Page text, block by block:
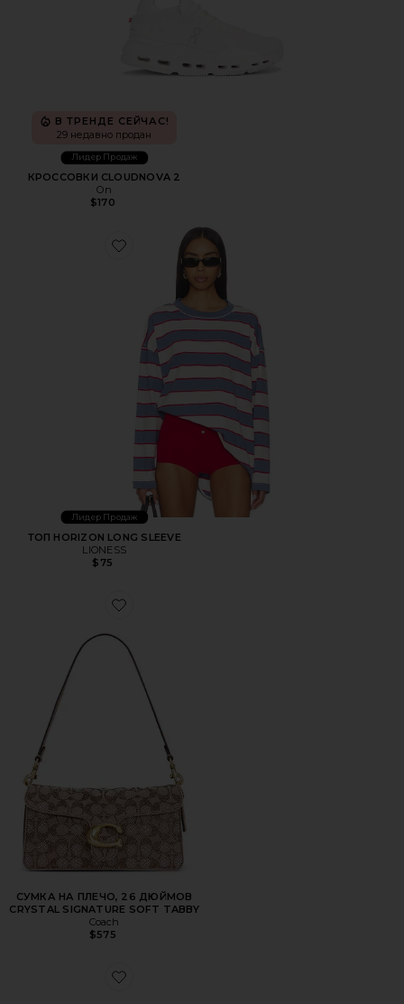
В ТРЕНДЕ СЕЙЧАС!
29 недавно продан
Лидер Продаж
КРОССОВКИ CLOUDNOVA 2
On
$170
Favorite ТОП HORIZON LONG SLEEVE
Лидер Продаж
ТОП HORIZON LONG SLEEVE
LIONESS
$75
Favorite СУМКА НА ПЛЕЧО, 26 ДЮЙМОВ CRYSTAL
СУМКА НА ПЛЕЧО, 26 ДЮЙМОВ
CRYSTAL SIGNATURE SOFT TABBY
Coach
$575
Favorite ШЛЕПАНЦЫ